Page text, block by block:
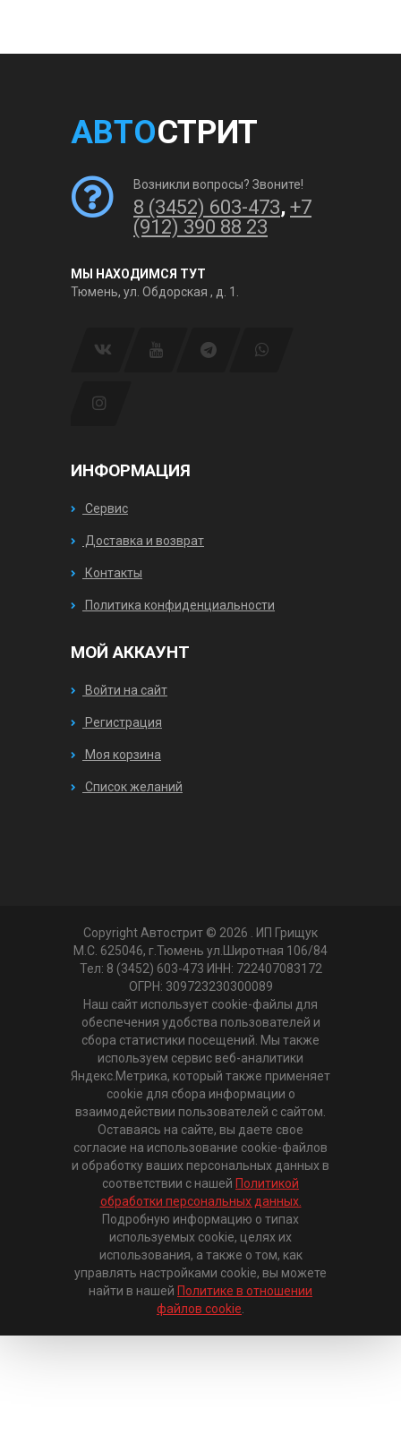
АВТОСТРИТ
Возникли вопросы? Звоните!
8 (3452) 603-473, +7
(912) 390 88 23
МЫ НАХОДИМСЯ ТУТ
Тюмень, ул. Обдорская , д. 1.
ИНФОРМАЦИЯ
Сервис
Доставка и возврат
Контакты
Политика конфиденциальности
МОЙ АККАУНТ
Войти на сайт
Регистрация
Моя корзина
Список желаний
Copyright Автострит © 2026
. ИП Грищук
М.С. 625046, г.Тюмень ул.Широтная 106/84
Тел: 8 (3452) 603-473 ИНН: 722407083172
ОГРН: 309723230300089
Наш сайт использует cookie-файлы для
обеспечения удобства пользователей и
сбора статистики посещений. Мы также
используем сервис веб-аналитики
Яндекс.Метрика, который также применяет
cookie для сбора информации о
взаимодействии пользователей с сайтом.
Оставаясь на сайте, вы даете свое
согласие на использование cookie-файлов
и обработку ваших персональных данных в
соответствии с нашей Политикой
обработки персональных данных.
Подробную информацию о типах
используемых cookie, целях их
использования, а также о том, как
управлять настройками cookie, вы можете
найти в нашей Политике в отношении
файлов cookie